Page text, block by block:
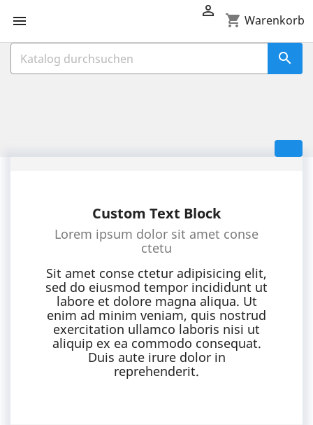
 shopping_cart Warenkorb


Custom Text Block
Lorem ipsum dolor sit amet conse
ctetu
Sit amet conse ctetur adipisicing elit,
sed do eiusmod tempor incididunt ut
labore et dolore magna aliqua. Ut
enim ad minim veniam, quis nostrud
exercitation ullamco laboris nisi ut
aliquip ex ea commodo consequat.
Duis aute irure dolor in
reprehenderit.